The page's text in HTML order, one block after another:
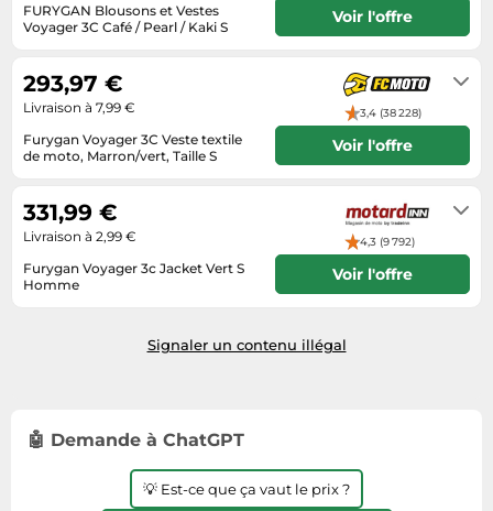
Taille-haies
Textiles de maison
Tondeuses
Tronçonneuses
Tuyaux d'arrosage
Éclairage
Éviers
Informatique
Jeux électroniques
Lave-linge
Machines à coudre
Montres connectées
Objectifs photo
Ordinateurs portables
Photo
Reflex numériques
Smartphones
Vélos
Vêtements de sport
Équipement outdoor
FURYGAN Blousons et Vestes
Voyager 3C Café / Pearl / Kaki S
Voir l'offre
Furygan Voyager 3C Veste textile
de moto, Marron/vert, Taille S
3,4 (38 228)
293,97 €
Livraison à 7,99 €
Voir l'offre
Furygan Voyager 3c Jacket Vert S
Homme
4,3 (9 792)
331,99 €
Livraison à 2,99 €
Voir l'offre
Signaler un contenu illégal
🤖 Demande à ChatGPT
💡 Est-ce que ça vaut le prix ?